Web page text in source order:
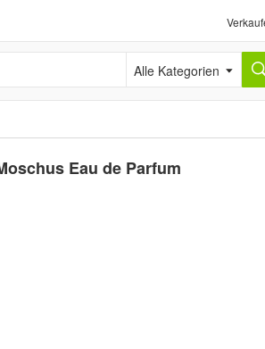
Alle Kategorien
Eau de Parfum